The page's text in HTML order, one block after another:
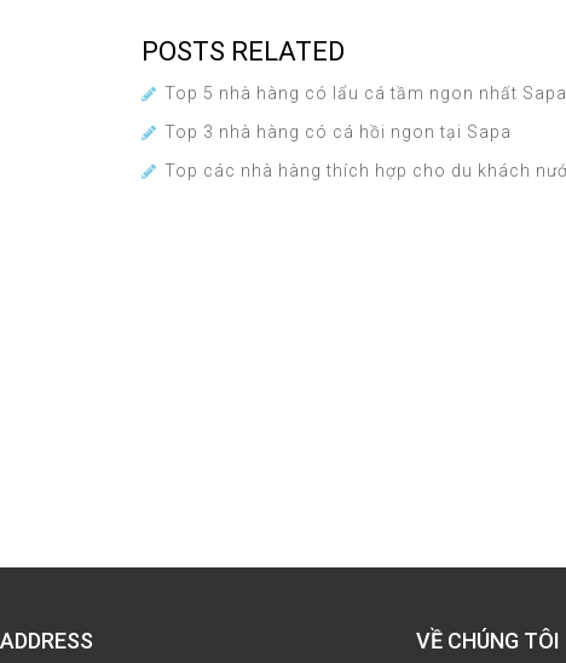
POSTS RELATED
Top 5 nhà hàng có lẩu cá tầm ngon nhất Sapa
Top 3 nhà hàng có cá hồi ngon tại Sapa
Top các nhà hàng thích hợp cho du khách
ADDRESS VỀ CHÚNG TÔI